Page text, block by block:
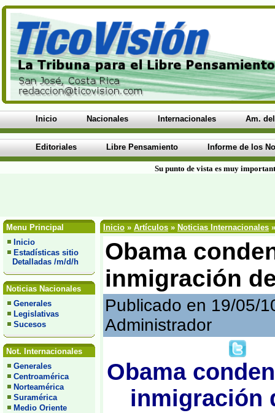
Inicio Nacionales Internacionales Am.
Editoriales Libre Pensamiento Informe de los
Su punto de vista es muy
Menu Principal
Inicio
Estadísticas sitio
Detalladas /m/d/h
Noticias Nacionales
Generales
Legislativas
Sucesos
Not. Internacionales
Generales
Centroamérica
Norteamérica
Suramérica
Medio Oriente
Inicio » Artículos » Noticias Internacionales
Obama
inmigración
Publicado en 19/05/
Administrador
Obama
inmigración